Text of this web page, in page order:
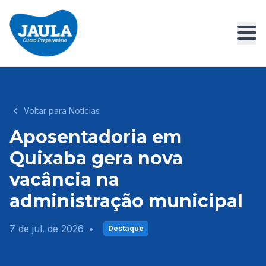
Voltar para Notícias
Aposentadoria em
Quixaba gera nova
vacância na
administração municipal
7 de jul. de 2026 • Destaque